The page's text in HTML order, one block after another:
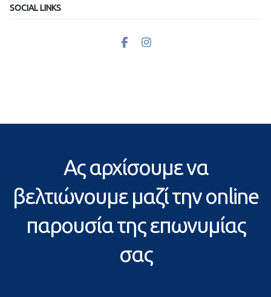
SOCIAL LINKS
Ας αρχίσουμε να
βελτιώνουμε μαζί την online
παρουσία της επωνυμίας
σας